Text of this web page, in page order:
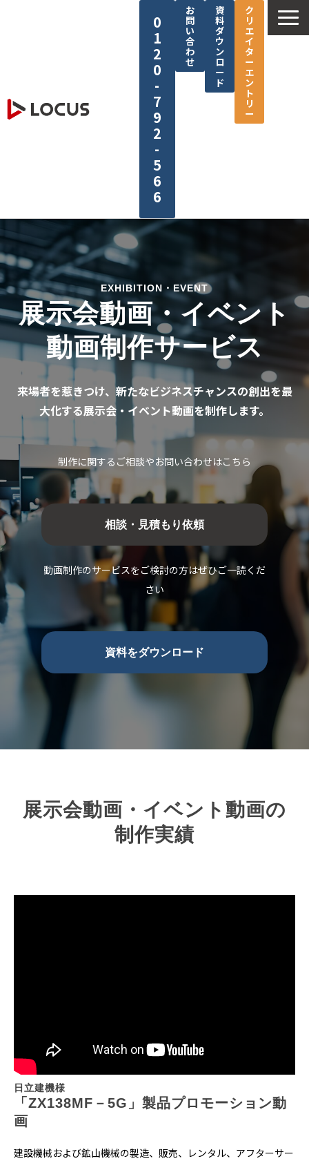
0
1
2
0
-
7
9
2
-
5
6
6
お
問
い
合
わ
せ
資
料
ダ
ウ
ン
ロ
ー
ド
ク
リ
エ
イ
タ
ー
エ
ン
ト
リ
ー
企業情報
制作実績
セミナー
お客様の声
ブログ
お役立ち資料
EXHIBITION・EVENT
展示会動画・イベント
動画制作サービス
来場者を惹きつけ、新たなビジネスチャンスの創出を最
大化する展示会・イベント動画を制作します。
制作に関するご相談やお問い合わせはこちら
相談・見積もり依頼
動画制作のサービスをご検討の方はぜひご一読くだ
さい
資料をダウンロード
展示会動画・イベント動画の
制作実績
日立建機様
「ZX138MF－5G」製品プロモーション動
画
建設機械および鉱山機械の製造、販売、レンタル、アフターサー